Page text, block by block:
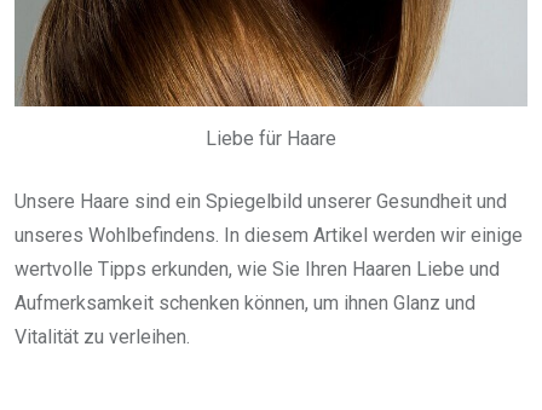
Liebe für Haare
Unsere Haare sind ein Spiegelbild unserer Gesundheit und
unseres Wohlbefindens. In diesem Artikel werden wir einige
wertvolle Tipps erkunden, wie Sie Ihren Haaren Liebe und
Aufmerksamkeit schenken können, um ihnen Glanz und
Vitalität zu verleihen.